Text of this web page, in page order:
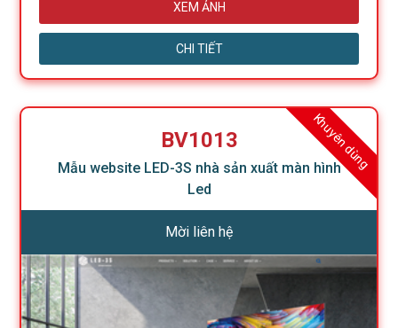
XEM ẢNH
CHI TIẾT
Khuyên dùng
BV1013
Mẫu website LED-3S nhà sản xuất màn hình
Led
Mời liên hệ